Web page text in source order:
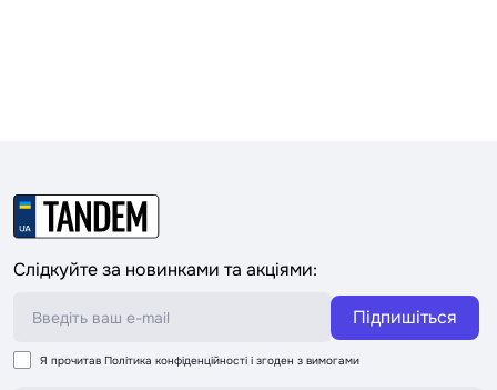
Слідкуйте за новинками та акціями:
Підпишіться
Я прочитав Політика конфіденційності і згоден з вимогами